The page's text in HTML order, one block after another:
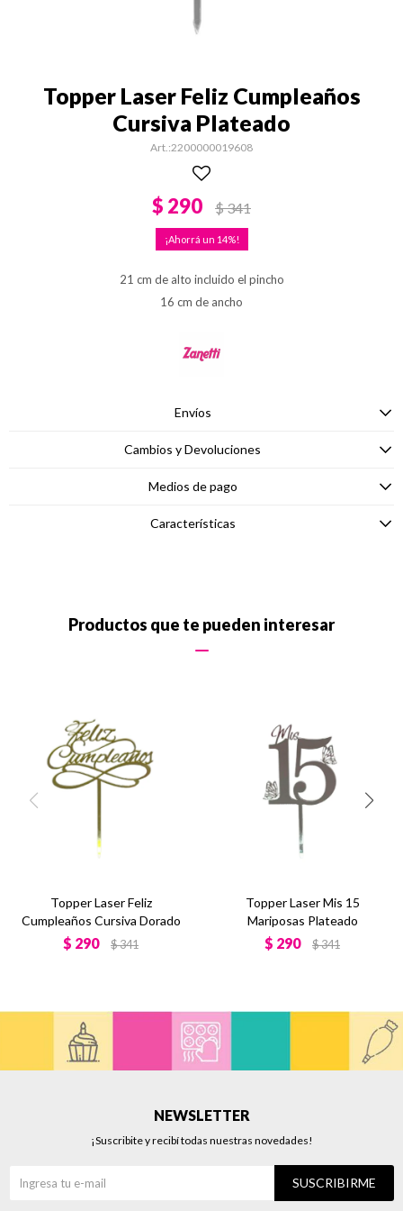
Topper Laser Feliz Cumpleaños
Cursiva Plateado
2200000019608
$ 290 $341
14
21 cm de alto incluido el pincho
16 cm de ancho
Envíos
Cambios y Devoluciones
Medios de pago
Características
Productos que te pueden interesar
Topper Laser Feliz
Cumpleaños Cursiva Dorado
$ 290 $341
Topper Laser Mis 15
Mariposas Plateado
$ 290 $341
NEWSLETTER
¡Suscribite y recibí todas nuestras novedades!
SUSCRIBIRME